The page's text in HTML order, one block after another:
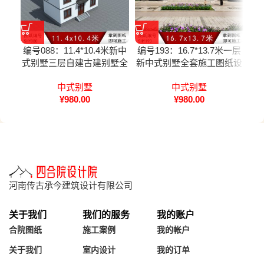
编号088：11.4*10.4米新中
式别墅三层自建古建别墅全
中式别墅
¥980.00
编号193：16.7*13.7米一层
新中式别墅全套施工图纸设
中式别墅
¥980.00
河南传古承今建筑设计有限公司
关于我们
合院图纸
关于我们
我们的服务
施工案例
室内设计
我的账户
我的帐户
我的订单